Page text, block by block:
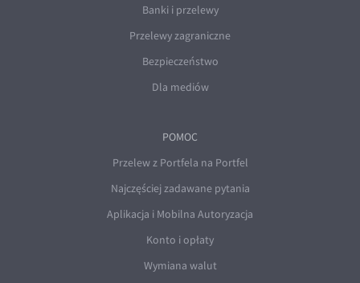
Banki i przelewy
Przelewy zagraniczne
Bezpieczeństwo
Dla mediów
POMOC
Przelew z Portfela na Portfel
Najczęściej zadawane pytania
Aplikacja i Mobilna Autoryzacja
Konto i opłaty
Wymiana walut